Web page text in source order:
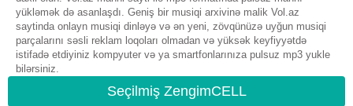
yükləmək də asanlaşdı. Geniş bir musiqi arxivinə malik Vol.az
saytinda onlayn musiqi dinləyə və ən yeni, zövqünüzə uyğun musiqi
parçalarını səsli reklam loqoları olmadan və yüksək keyfiyyətdə
istifadə etdiyiniz kompyuter və ya smartfonlarınıza pulsuz mp3 yukle
bilərsiniz.
Seçilmiş ZengimCELL